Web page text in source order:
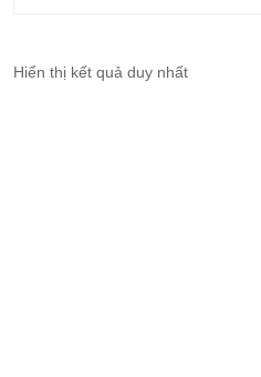
Hiển thị kết quả duy nhất